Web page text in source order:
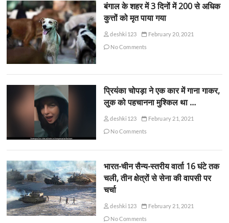
बंगाल के शहर में 3 दिनों में 200 से अधिक
कुत्तों को मृत पाया गया
deshki123
February 20, 2021
No Comments
प्रियंका चोपड़ा ने एक कार में गाना गाकर,
लुक को पहचानना मुश्किल था …
deshki123
February 21, 2021
No Comments
भारत-चीन सैन्य-स्तरीय वार्ता 16 घंटे तक
चली, तीन क्षेत्रों से सेना की वापसी पर
चर्चा
deshki123
February 21, 2021
No Comments